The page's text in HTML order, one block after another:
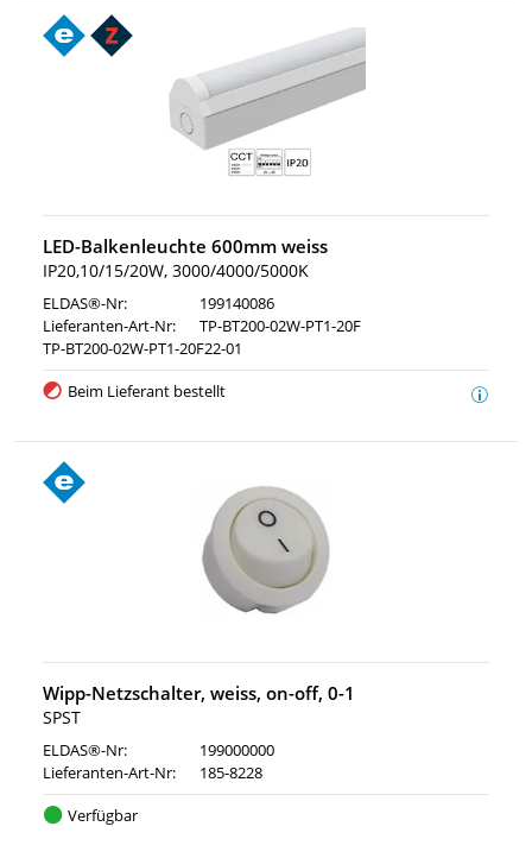
LED-Balkenleuchte 600mm weiss
IP20,10/15/20W, 3000/4000/5000K
ELDAS®-Nr:
199140086
Lieferanten-Art-Nr:
TP-BT200-02W-PT1-20F
TP-BT200-02W-PT1-20F22-01
Beim Lieferant bestellt
Wipp-Netzschalter, weiss, on-off, 0-1
SPST
ELDAS®-Nr:
199000000
Lieferanten-Art-Nr:
185-8228
Verfügbar